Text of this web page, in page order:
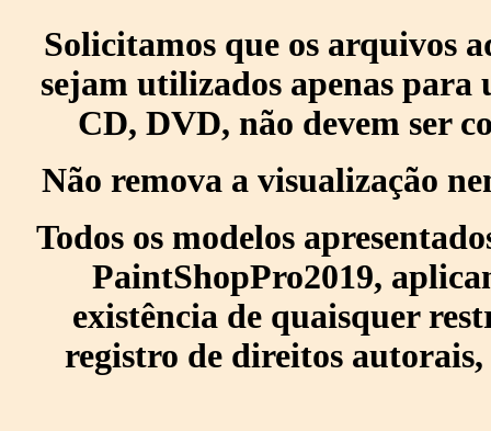
Solicitamos que os arquivos
sejam utilizados apenas para
CD, DVD, não devem ser
Não remova a visualização
Todos os modelos
PaintShopPro2019,
existência de quaisquer
registro de direitos